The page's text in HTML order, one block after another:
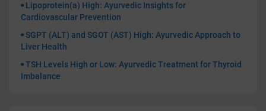
Lipoprotein(a) High: Ayurvedic Insights for
Cardiovascular Prevention
SGPT (ALT) and SGOT (AST) High: Ayurvedic Approach to
Liver Health
TSH Levels High or Low: Ayurvedic Treatment for Thyroid
Imbalance